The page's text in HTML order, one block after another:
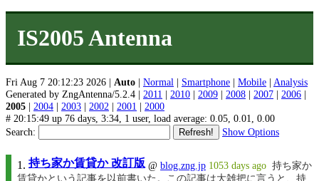
IS2005 Antenna
Fri Aug 7 20:12:23 2026 | Auto | Normal | Smartphone | Mobile | Analysis
Generated by ZngAntenna/5.2.4 | 2011 | 2010 | 2009 | 2008 | 2007 | 2006 |
2005 | 2004 | 2003 | 2002 | 2001 | 2000
# 20:15:49 up 76 days, 3:34, 1 user, load average: 0.05, 0.01, 0.00
Search:
Show Options
持ち家か賃貸か 改訂版 @ blog.zng.jp 1053 days ago 持ち家か
賃貸かという記事を以前書いた。この記事は大雑把に言うと、持